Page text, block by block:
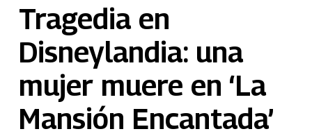
Tragedia en
Disneylandia: una
mujer muere en ‘La
Mansión Encantada’